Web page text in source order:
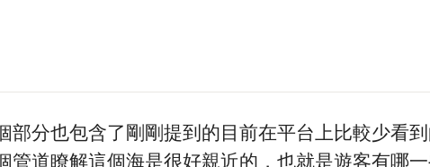
部分也包含了剛剛提到的目前在平台上比較少看
管道瞭解這個海是很好親近的，也就是遊客有哪